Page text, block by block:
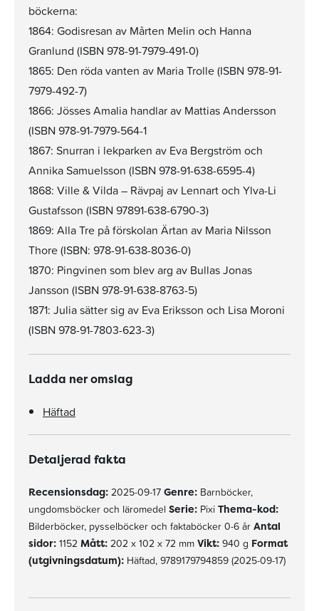
böckerna:
1864: Godisresan av Mårten Melin och Hanna
Granlund (ISBN 978-91-7979-491-0)
1865: Den röda vanten av Maria Trolle (ISBN 978-91-
7979-492-7)
1866: Jösses Amalia handlar av Mattias Andersson
(ISBN 978-91-7979-564-1
1867: Snurran i lekparken av Eva Bergström och
Annika Samuelsson (ISBN 978-91-638-6595-4)
1868: Ville & Vilda – Rävpaj av Lennart och Ylva-Li
Gustafsson (ISBN 97891-638-6790-3)
1869: Alla Tre på förskolan Ärtan av Maria Nilsson
Thore (ISBN: 978-91-638-8036-0)
1870: Pingvinen som blev arg av Bullas Jonas
Jansson (ISBN 978-91-638-8763-5)
1871: Julia sätter sig av Eva Eriksson och Lisa Moroni
(ISBN 978-91-7803-623-3)
Ladda ner omslag
Häftad
Detaljerad fakta
Recensionsdag: 2025-09-17 Genre: Barnböcker,
ungdomsböcker och läromedel Serie: Pixi Thema-kod:
Bilderböcker, pysselböcker och faktaböcker 0-6 år Antal
sidor: 1152 Mått: 202 x 102 x 72 mm Vikt: 940 g Format
(utgivningsdatum): Häftad, 9789179794859 (2025-09-17)